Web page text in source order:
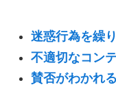
迷惑行為を繰
不適切なコン
賛否がわかれ